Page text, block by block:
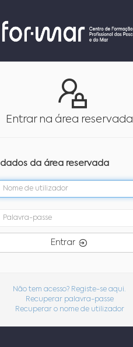
Entrar na área reservada
da área reservada
Entrar
Não tem acesso? Registe-se aqui.
Recuperar palavra-passe
Recuperar o nome de utilizador